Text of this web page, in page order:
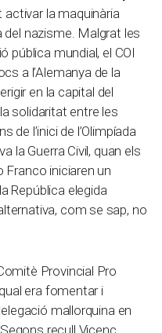
activar la maquinària
nazisme. Malgrat les
pública mundial, el COI
a l’Alemanya de la
en la capital del
solidaritat entre les
de l’inici de l’Olimpíada
la Guerra Civil, quan els
Franco iniciaren un
República elegida
com se sap, no
Provincial Pro
era fomentar i
mallorquina en